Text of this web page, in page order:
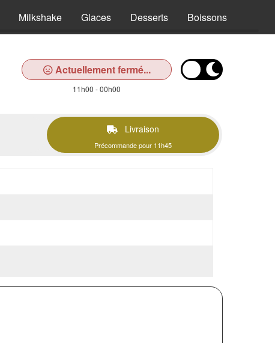
Milkshake Glaces Desserts Boissons
Actuellement fermé...
11h00 - 00h00
Livraison
Précommande pour 11h45